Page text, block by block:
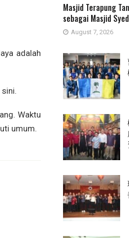
adalah
sini.
Waktu
umum.
Masjid Terapung
sebagai Masjid
August 7, 2026